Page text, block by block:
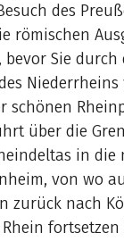
des
römischen
Sie durch
schönen
über die
in die
von wo
zurück nach